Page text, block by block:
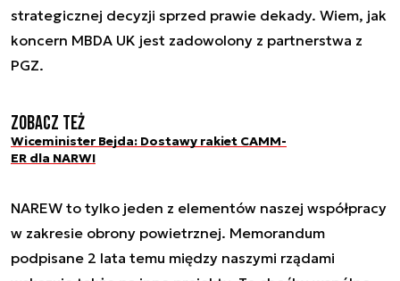
strategicznej decyzji sprzed prawie dekady. Wiem, jak
koncern MBDA UK jest zadowolony z partnerstwa z
PGZ.
Zobacz też
Wiceminister Bejda: Dostawy rakiet CAMM-
ER dla NARWI
NAREW to tylko jeden z elementów naszej współpracy
w zakresie obrony powietrznej. Memorandum
podpisane 2 lata temu między naszymi rządami